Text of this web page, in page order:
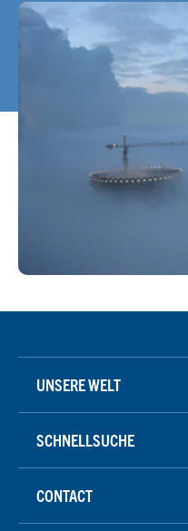
UNSERE WELT
SCHNELLSUCHE
CONTACT